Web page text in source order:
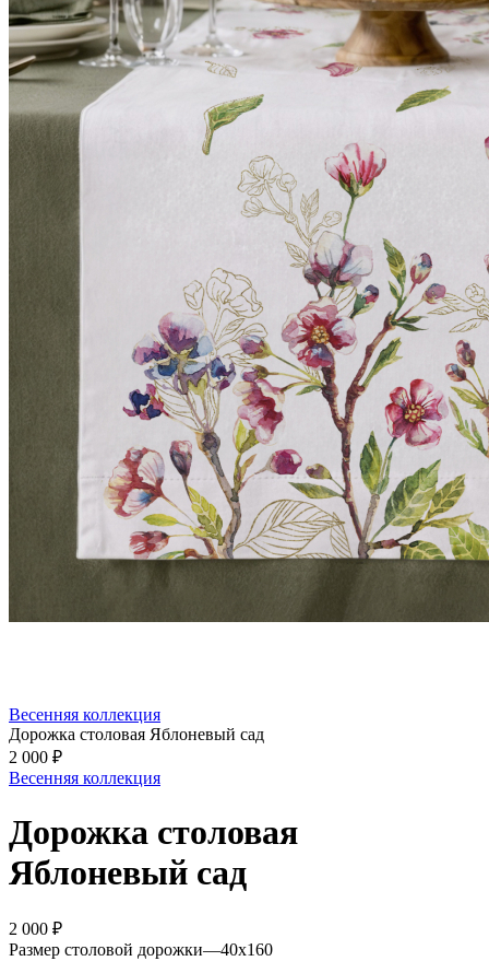
Весенняя коллекция
Дорожка столовая Яблоневый сад
2 000 ₽
Весенняя коллекция
Дорожка столовая
Яблоневый сад
2 000 ₽
Размер столовой дорожки—40х160